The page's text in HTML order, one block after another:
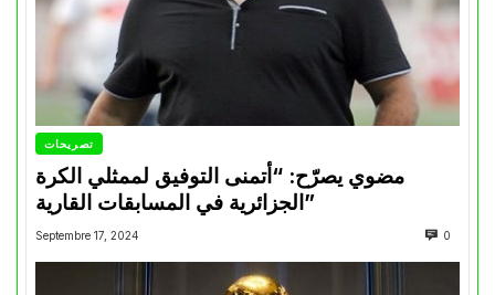
تصريحات
مضوي يصرّح: “أتمنى التوفيق لممثلي الكرة
الجزائرية في المسابقات القارية”
Septembre 17, 2024 0